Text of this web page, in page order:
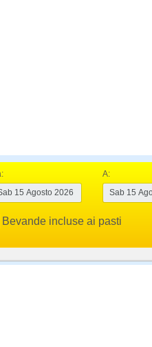
A:
Bevande incluse ai pasti